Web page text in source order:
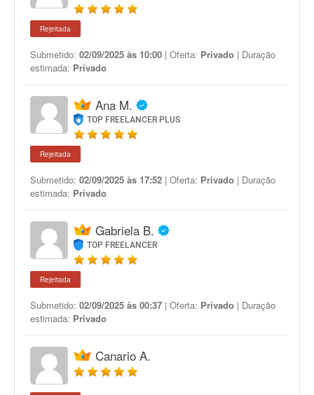
Rejeitada
Submetido: 02/09/2025 às 10:00 | Oferta: Privado | Duração
estimada: Privado
Ana M.
TOP FREELANCER PLUS
Rejeitada
Submetido: 02/09/2025 às 17:52 | Oferta: Privado | Duração
estimada: Privado
Gabriela B.
TOP FREELANCER
Rejeitada
Submetido: 02/09/2025 às 00:37 | Oferta: Privado | Duração
estimada: Privado
Canario A.